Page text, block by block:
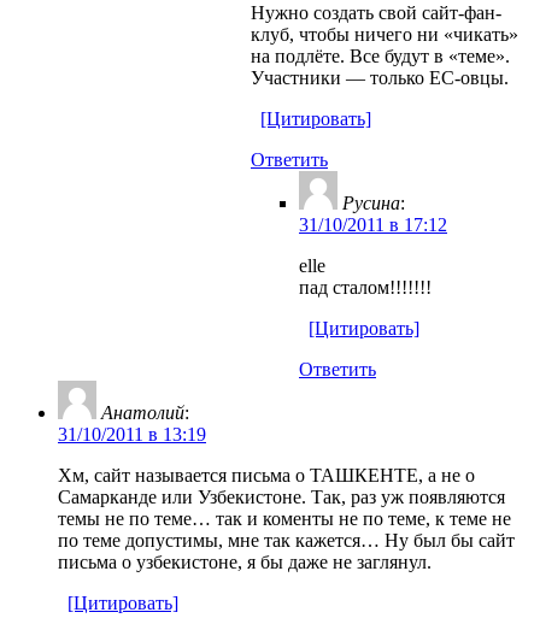
Нужно создать свой сайт-фан-
клуб, чтобы ничего ни «чикать»
на подлёте. Все будут в «теме».
Участники — только ЕС-овцы.
[Цитировать]
Ответить
Русина:
31/10/2011 в 17:12
elle
пад сталом!!!!!!!
[Цитировать]
Ответить
Анатолий:
31/10/2011 в 13:19
Хм, сайт называется письма о ТАШКЕНТЕ, а не о
Самарканде или Узбекистоне. Так, раз уж появляются
темы не по теме… так и коменты не по теме, к теме не
по теме допустимы, мне так кажется… Ну был бы сайт
письма о узбекистоне, я бы даже не заглянул.
[Цитировать]